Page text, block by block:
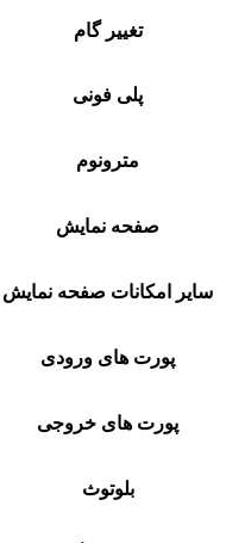
تغییر گام
پلی فونی
مترونوم
صفحه نمایش
سایر امکانات صفحه نمایش
پورت های ورودی
پورت های خروجی
بلوتوث